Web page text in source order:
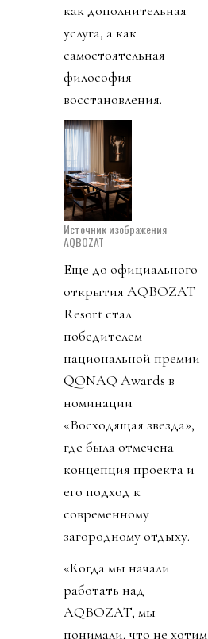
как дополнительная
услуга, а как
самостоятельная
философия
восстановления.
Источник изображения
AQBOZAT
Еще до официального
открытия AQBOZAT
Resort стал
победителем
национальной премии
QONAQ Awards в
номинации
«Восходящая звезда»,
где была отмечена
концепция проекта и
его подход к
современному
загородному отдыху.
«Когда мы начали
работать над
AQBOZAT, мы
понимали, что не хотим